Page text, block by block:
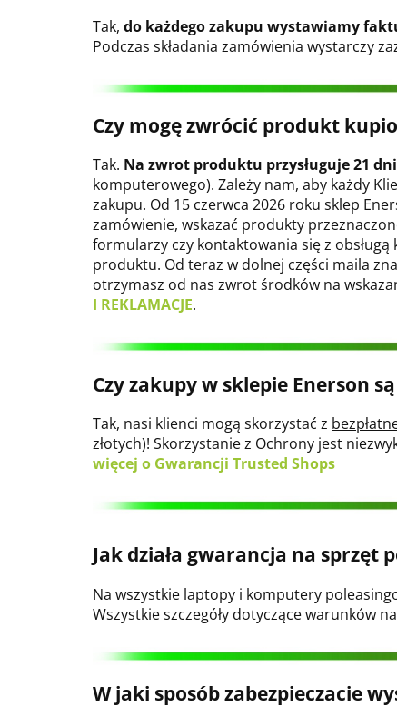
Tak, do każdego zakupu wystawiamy
Podczas składania zamówienia wystarczy
Czy mogę zwrócić produkt
Tak. Na zwrot produktu przysługuje 21 dni
komputerowego). Zależy nam, aby każdy
zakupu. Od 15 czerwca 2026 roku sklep
zamówienie, wskazać produkty
formularzy czy kontaktowania się z
produktu. Od teraz w dolnej części maila
otrzymasz od nas zwrot środków na
I REKLAMACJE.
Czy zakupy w sklepie Enerson
Tak, nasi klienci mogą skorzystać z
złotych)! Skorzystanie z Ochrony jest
więcej o Gwarancji Trusted Shops
Jak działa gwarancja na sprzęt
Na wszystkie laptopy i komputery
Wszystkie szczegóły dotyczące warunków
W jaki sposób zabezpieczacie